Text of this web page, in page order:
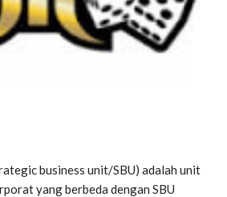
business unit/SBU) adalah unit
yang berbeda dengan SBU